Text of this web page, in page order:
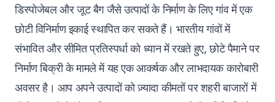
डिस्पोजेबल और जूट बैग जैसे उत्पादों के निर्माण के लिए गांव में एक
छोटी विनिर्माण इकाई स्थापित कर सकते हैं। भारतीय गांवों में
संभावित और सीमित प्रतिस्पर्धा को ध्यान में रखते हुए, छोटे पैमाने पर
निर्माण बिक्री के मामले में यह एक आकर्षक और लाभदायक कारोबारी
अवसर है। आप अपने उत्पादों को ज़्यादा कीमतों पर शहरी बाजारों में